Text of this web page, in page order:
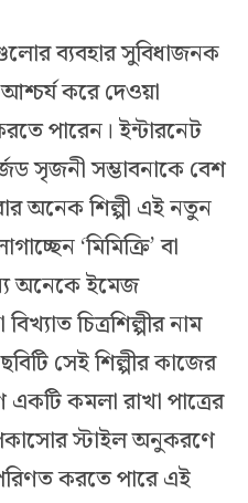
ব্যবহার সুবিধাজনক
করে দেওয়া
পারেন। ইন্টারনেট
সৃজনী সম্ভাবনাকে বেশ
অনেক শিল্পী এই নতুন
‘মিমিক্রি’ বা
অনেকে ইমেজ
চিত্রশিল্পীর নাম
সেই শিল্পীর কাজের
কমলা রাখা পাত্রের
স্টাইল অনুকরণে
করতে পারে এই